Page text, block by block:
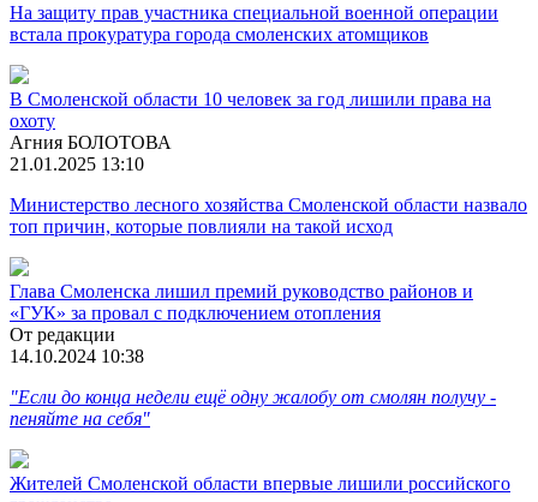
На защиту прав участника специальной военной операции
встала прокуратура города смоленских атомщиков
В Смоленской области 10 человек за год лишили права на
охоту
Агния БОЛОТОВА
21.01.2025 13:10
Министерство лесного хозяйства Смоленской области назвало
топ причин, которые повлияли на такой исход
Глава Смоленска лишил премий руководство районов и
«ГУК» за провал с подключением отопления
От редакции
14.10.2024 10:38
"Если до конца недели ещё одну жалобу от смолян получу -
пеняйте на себя"
Жителей Смоленской области впервые лишили российского